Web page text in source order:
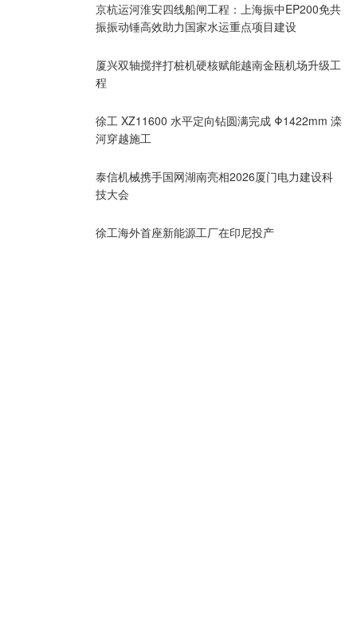
京杭运河淮安四线船闸工程：上海振中EP200免共
振振动锤高效助力国家水运重点项目建设
厦兴双轴搅拌打桩机硬核赋能越南金瓯机场升级工
程
徐工 XZ11600 水平定向钻圆满完成 Φ1422mm 滦
河穿越施工
泰信机械携手国网湖南亮相2026厦门电力建设科
技大会
徐工海外首座新能源工厂在印尼投产